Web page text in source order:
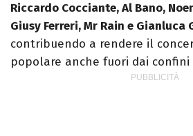
Riccardo Cocciante, Al Bano,
Giusy Ferreri, Mr Rain e Gianluca
contribuendo a rendere il
popolare anche fuori dai confini